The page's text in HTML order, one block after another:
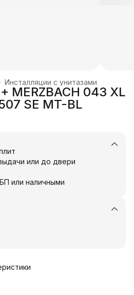
Инсталляции с унитазами
MERZBACH 043 XL
SE MT-BL
или до двери
или наличными